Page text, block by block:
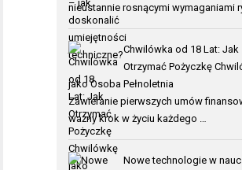
nieustannie rosnącymi wymaganiami
Chwilówka od 18 Lat: Jak
Otrzymać Pożyczkę
jako Osoba Pełnoletnia
Zawieranie pierwszych umów
ważny krok w życiu każdego …
Nowe technologie w